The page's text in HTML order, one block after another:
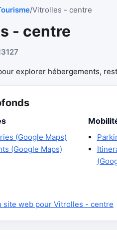
/Vitrolles - centre
- centre
explorer hébergements,
(Google Maps)
(Google Maps)
site web pour Vitrolles - centre